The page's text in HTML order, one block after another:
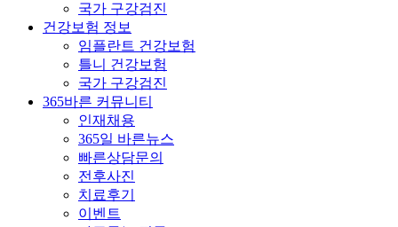
국가 구강검진
건강보험 정보
임플란트 건강보험
틀니 건강보험
국가 구강검진
365바른 커뮤니티
인재채용
365일 바른뉴스
빠른상담문의
전후사진
치료후기
이벤트